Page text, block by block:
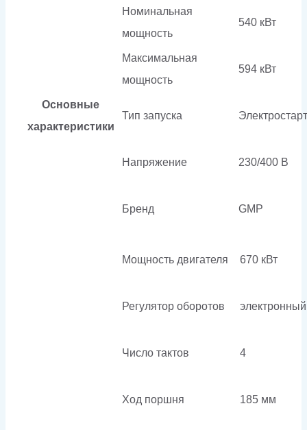
Основные
характеристики
Номинальная
мощность
540 кВт
Максимальная
мощность
594 кВт
Тип запуска
Напряжение 230/400 В
Бренд GMP
Мощность двигателя 670 кВт
Регулятор оборотов электронный
Число тактов 4
Ход поршня 185 мм